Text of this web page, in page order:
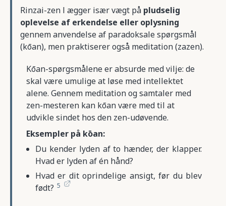
Rinzai-zen l ægger især vægt på pludselig
oplevelse af erkendelse eller oplysning
gennem anvendelse af paradoksale spørgsmål
(kōan), men praktiserer også meditation (zazen).
Kōan-spørgsmålene er absurde med vilje: de
skal være umulige at løse med intellektet
alene. Gennem meditation og samtaler med
zen-mesteren kan kōan være med til at
udvikle sindet hos den zen-udøvende.
Eksempler på kōan:
Du kender lyden af to hænder, der klapper.
Hvad er lyden af én hånd?
Hvad er dit oprindelige ansigt, før du blev
født? 5